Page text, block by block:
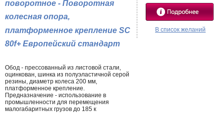
В список желаний
поворотное - Поворотная
колесная опора,
платформенное крепление SC
80f+ Европейский стандарт
Обод - прессованный из листовой стали,
оцинкован, шинка из полуэластичной серой
резины, диаметр колеса 200 мм,
платформенное крепление.
Предназначение - использование в
промышленности для перемещения
малогабаритных грузов до 185 к